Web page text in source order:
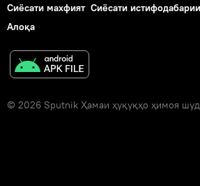
Сиёсати махфият Сиёсати
Алоқа
© 2026 Sputnik Ҳамаи ҳуқуқҳо ҳимоя